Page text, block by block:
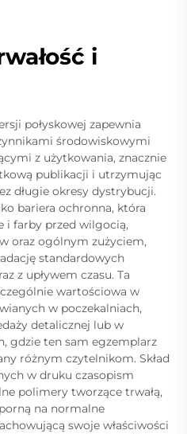
i
połyskowej zapewnia
środowiskowymi
z użytkowania, znacznie
publikacji i utrzymując
długie okresy dystrybucji.
bariera ochronna, która
i farby przed wilgocią,
oraz ogólnym zużyciem,
standardowych
z upływem czasu. Ta
wartościowa w
w poczekalniach,
detalicznej lub w
gdzie ten sam egzemplarz
różnym czytelnikom. Skład
w druku czasopism
polimery tworzące trwałą,
na normalne
swoje właściwości